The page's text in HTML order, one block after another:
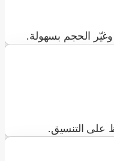
الحجم بسهولة.